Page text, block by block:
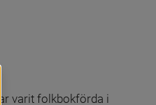
varit folkbokförda i